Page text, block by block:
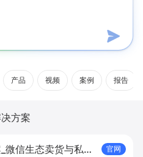
产品 视频 案例 报告
方案
微信生态卖货与私域
官网